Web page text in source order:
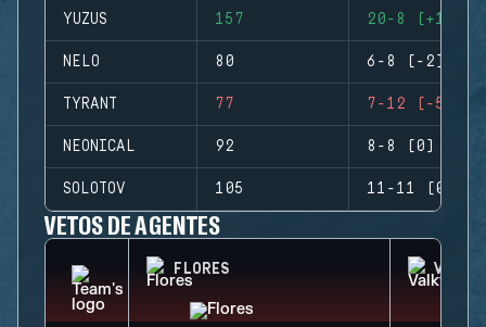
YUZUS 157 20-8 (+12)
NELO 80 6-8 (-2)
TYRANT 77 7-12 (-5)
NEONICAL 92 8-8 (0)
SOLOTOV 105 11-11 (0)
VETOS DE AGENTES
FLORES